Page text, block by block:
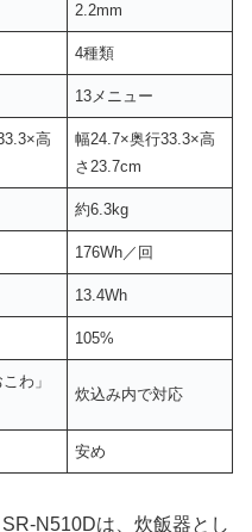
2.2mm
4種類
13メニュー
高
幅24.7×奥行33.3×高
さ23.7cm
約6.3kg
176Wh／回
13.4Wh
105%
わ」
炊込み内で対応
安め
N510Dは、炊飯器とし